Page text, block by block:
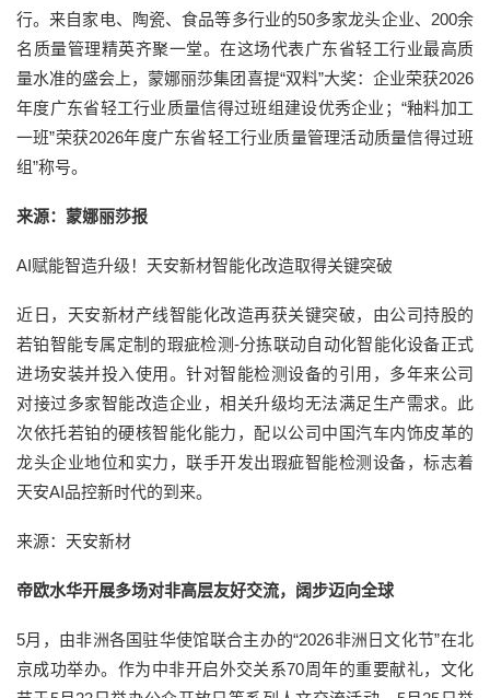
行。来自家电、陶瓷、食品等多行业的50多家龙头企业、200余
名质量管理精英齐聚一堂。在这场代表广东省轻工行业最高质
量水准的盛会上，蒙娜丽莎集团喜提“双料”大奖：企业荣获2026
年度广东省轻工行业质量信得过班组建设优秀企业；“釉料加工
一班”荣获2026年度广东省轻工行业质量管理活动质量信得过班
组”称号。
来源：蒙娜丽莎报
AI赋能智造升级！天安新材智能化改造取得关键突破
近日，天安新材产线智能化改造再获关键突破，由公司持股的
若铂智能专属定制的瑕疵检测-分拣联动自动化智能化设备正式
进场安装并投入使用。针对智能检测设备的引用，多年来公司
对接过多家智能改造企业，相关升级均无法满足生产需求。此
次依托若铂的硬核智能化能力，配以公司中国汽车内饰皮革的
龙头企业地位和实力，联手开发出瑕疵智能检测设备，标志着
天安AI品控新时代的到来。
来源：天安新材
帝欧水华开展多场对非高层友好交流，阔步迈向全球
5月，由非洲各国驻华使馆联合主办的“2026非洲日文化节”在北
京成功举办。作为中非开启外交关系70周年的重要献礼，文化